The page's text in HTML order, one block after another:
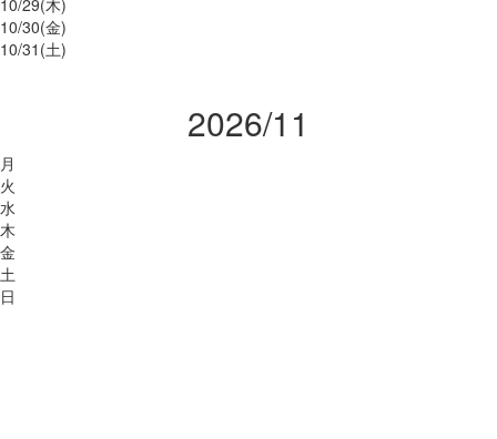
10/29(木)
10/30(金)
10/31 (土)
2026/11
月
火
水
木
金
土
日